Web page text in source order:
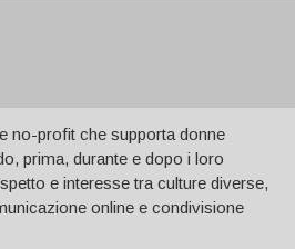
no-profit che supporta donne
prima, durante e dopo i loro
e interesse tra culture diverse,
online e condivisione